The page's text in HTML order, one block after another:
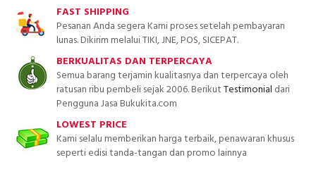
FAST SHIPPING
Pesanan Anda segera Kami proses setelah pembayaran
lunas. Dikirim melalui TIKI, JNE, POS, SICEPAT.
BERKUALITAS DAN TERPERCAYA
Semua barang terjamin kualitasnya dan terpercaya oleh
ratusan ribu pembeli sejak 2006. BerikutTestimonial dari
Pengguna Jasa Bukukita.com
LOWEST PRICE
Kami selalu memberikan harga terbaik, penawaran khusus
seperti edisi tanda-tangan dan promo lainnya